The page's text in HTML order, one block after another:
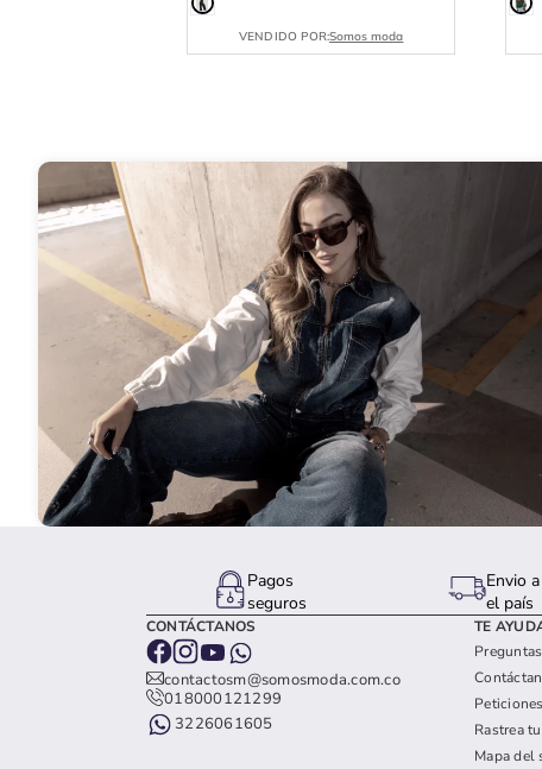
VENDIDO POR:Somos moda
Pagos
seguros
Envio
el país
CONTÁCTANOS
contactosm@somosmoda.com.co
018000121299
3226061605
TE
Rastrea
Mapa del